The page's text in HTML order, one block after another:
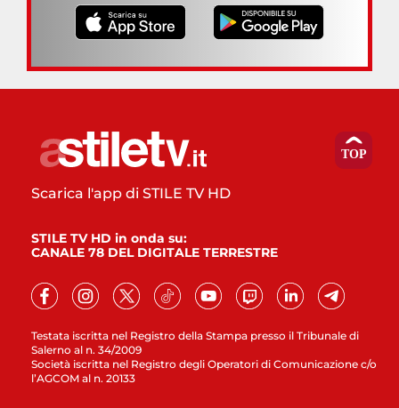
Testata iscritta nel Registro della Stampa presso il Tribunale di
Salerno al n. 34/2009
Società iscritta nel Registro degli Operatori di Comunicazione c/o
l’AGCOM al n. 20133
Scarica l'app di STILE TV HD
STILE TV HD in onda su:
CANALE 78 DEL DIGITALE TERRESTRE